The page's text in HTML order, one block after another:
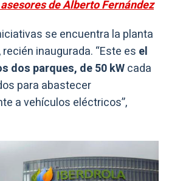
de Alberto Fernández
se encuentra la planta
inaugurada. “Este es el
dos parques, de 50 kWcada
para abastecer
a vehículos eléctricos”,